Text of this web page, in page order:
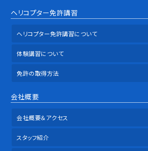
ヘリコプター免許講習
ヘリコプター免許講習について
体験講習について
免許の取得方法
会社概要
会社概要＆アクセス
スタッフ紹介